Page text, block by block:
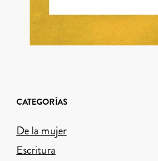
CATEGORÍAS
De la mujer
Escritura